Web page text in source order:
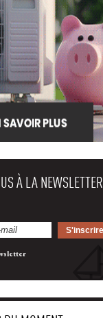
À LA NEWSLETTER